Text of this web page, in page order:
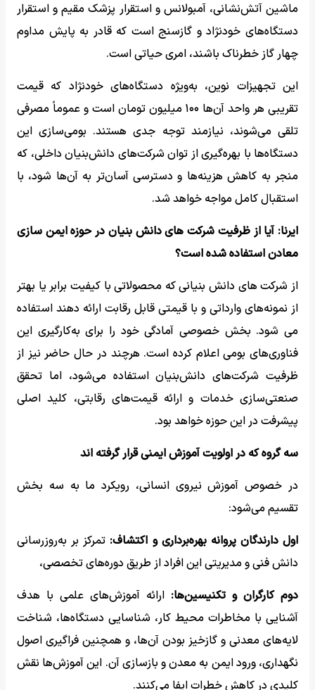
ماشین آتش‌نشانی، آمبولانس و استقرار پزشک مقیم و استقرار
دستگاه‌های خودنژاد و گازسنج است که قادر به پایش مداوم
چهار گاز خطرناک باشند، امری حیاتی است.
این تجهیزات نوین، به‌ویژه دستگاه‌های خودنژاد که قیمت
تقریبی هر واحد آن‌ها ۱۰۰ میلیون تومان است و عموماً مصرفی
تلقی می‌شوند، نیازمند توجه جدی هستند. بومی‌سازی این
دستگاه‌ها با بهره‌گیری از توان شرکت‌های دانش‌بنیان داخلی، که
منجر به کاهش هزینه‌ها و دسترسی آسان‌تر به آن‌ها شود، با
استقبال کامل مواجه خواهد شد.
ایرنا: آیا از ظرفیت شرکت های دانش بنیان در حوزه ایمن سازی
معادن استفاده شده است؟
از شرکت های دانش بنیانی که محصولاتی با کیفیت برابر یا بهتر
از نمونه‌های وارداتی و با قیمتی قابل رقابت ارائه دهند استفاده
می شود. بخش خصوصی آمادگی خود را برای به‌کارگیری این
فناوری‌های بومی اعلام کرده است. هرچند در حال حاضر نیز از
ظرفیت شرکت‌های دانش‌بنیان استفاده می‌شود، اما تحقق
صنعتی‌سازی خدمات و ارائه قیمت‌های رقابتی، کلید اصلی
پیشرفت در این حوزه خواهد بود.
سه گروه که در اولویت آموزش ایمنی قرار گرفته اند
در خصوص آموزش نیروی انسانی، رویکرد ما به سه بخش
تقسیم می‌شود:
اول دارندگان پروانه بهره‌برداری و اکتشاف: تمرکز بر به‌روزرسانی
دانش فنی و مدیریتی این افراد از طریق دوره‌های تخصصی،
دوم کارگران و تکنیسین‌ها: ارائه آموزش‌های علمی با هدف
آشنایی با مخاطرات محیط کار، شناسایی دستگاه‌ها، شناخت
لایه‌های معدنی و گازخیز بودن آن‌ها، و همچنین فراگیری اصول
نگهداری، ورود ایمن به معدن و بازسازی آن. این آموزش‌ها نقش
کلیدی در کاهش خطرات ایفا می‌کنند.